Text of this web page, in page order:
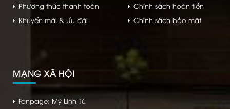
Phương thức thanh toán
Khuyến mãi & Ưu đãi
Chính sách hoàn tiền
Chính sách bảo mật
MẠNG XÃ HỘI
Fanpage: Mỹ Linh Tú